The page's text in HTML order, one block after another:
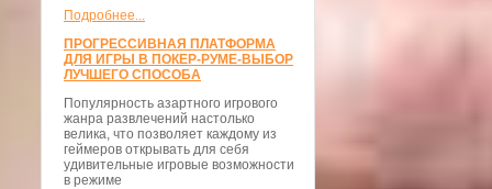
Подробнее...
ПРОГРЕССИВНАЯ ПЛАТФОРМА
ДЛЯ ИГРЫ В ПОКЕР-РУМЕ-ВЫБОР
ЛУЧШЕГО СПОСОБА
Популярность азартного игрового
жанра развлечений настолько
велика, что позволяет каждому из
геймеров открывать для себя
удивительные игровые возможности
в режиме